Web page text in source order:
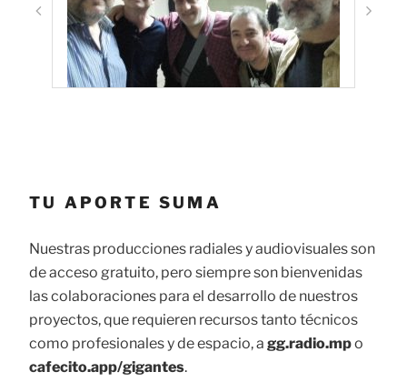
TU APORTE SUMA
Nuestras producciones radiales y audiovisuales son
de acceso gratuito, pero siempre son bienvenidas
las colaboraciones para el desarrollo de nuestros
proyectos, que requieren recursos tanto técnicos
como profesionales y de espacio, a gg.radio.mpo
cafecito.app/gigantes.